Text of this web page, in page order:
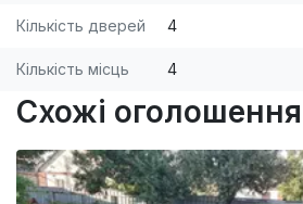
Кількість дверей 4
Кількість місць 4
Схожі оголошення